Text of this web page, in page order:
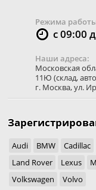
Режима
с 09:00
Наши адреса:
Московская
11Ю (склад,
г. Москва,ул.
Audi BMW Cadillac
Land Rover
Lexus
Volkswagen
Volvo